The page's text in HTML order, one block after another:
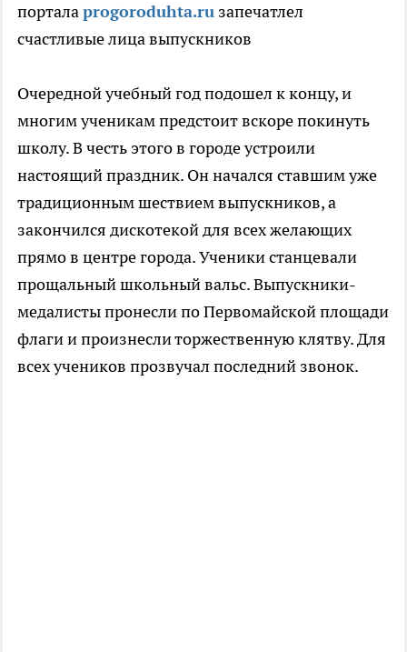
порталаprogoroduhta.ru запечатлел
счастливые лица выпускников
Очередной учебный год подошел к концу, и
многим ученикам предстоит вскоре покинуть
школу. В честь этого в городе устроили
настоящий праздник. Он начался ставшим уже
традиционным шествием выпускников, а
закончился дискотекой для всех желающих
прямо в центре города.Ученики станцевали
прощальный школьный вальс.Выпускники-
медалисты пронесли по Первомайской площади
флаги и произнесли торжественную клятву.Для
всех учеников прозвучал последний звонок.